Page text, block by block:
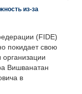
из-за
(FIDE)
покидает свою
организации
Вишванатан
в